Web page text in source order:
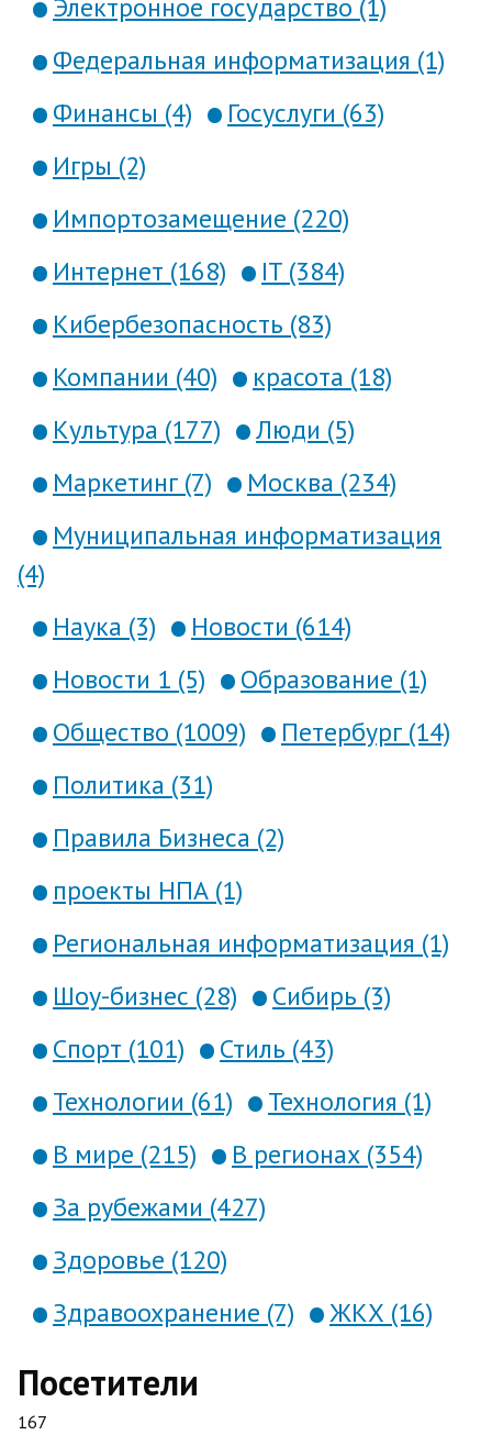
Электронное государство (1)
Федеральная информатизация (1)
Финансы (4)
Госуслуги (63)
Игры (2)
Импортозамещение (220)
Интернет (168)
IT (384)
Кибербезопасность (83)
Компании (40)
красота (18)
Культура (177)
Люди (5)
Маркетинг (7)
Москва (234)
Муниципальная информатизация
(4)
Наука (3)
Новости (614)
Новости 1 (5)
Образование (1)
Общество (1009)
Петербург (14)
Политика (31)
Правила Бизнеса (2)
проекты НПА (1)
Региональная информатизация (1)
Шоу-бизнес (28)
Сибирь (3)
Спорт (101)
Стиль (43)
Технологии (61)
Технология (1)
В мире (215)
В регионах (354)
За рубежами (427)
Здоровье (120)
Здравоохранение (7)
ЖКХ (16)
Посетители
167